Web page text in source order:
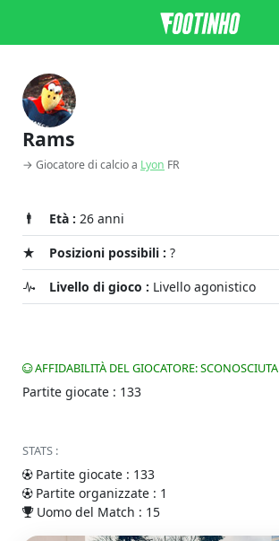
Rams
→ Giocatore di calcio a Lyon FR
Età : 26 anni
Posizioni possibili : ?
Livello di gioco : Livello agonistico
AFFIDABILITÀ DEL GIOCATORE: SCONOSCIUTA
Partite giocate : 133
STATS :
Partite giocate : 133
Partite organizzate : 1
Uomo del Match : 15